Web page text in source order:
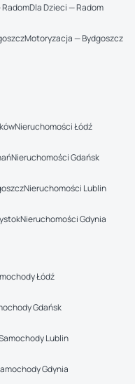
Dla Dzieci — Radom
Motoryzacja — Bydgoszcz
Nieruchomości Łódź
Nieruchomości Gdańsk
Nieruchomości Lublin
Nieruchomości Gdynia
Łódź
Gdańsk
Lublin
Gdynia